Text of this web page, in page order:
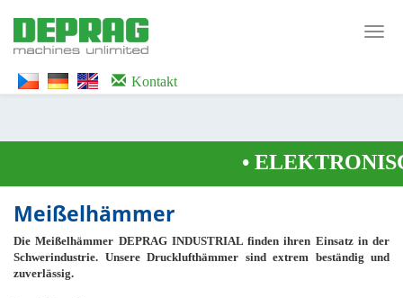
WTG9QS7C" height="0" width="0" style="display:none;visibility:hidden">
</iframe></noscript>
Kontakt
Meißelhämmer
Die Meißelhämmer DEPRAG INDUSTRIAL finden ihren Einsatz in der
Schwerindustrie. Unsere Drucklufthämmer sind extrem beständig und
zuverlässig.